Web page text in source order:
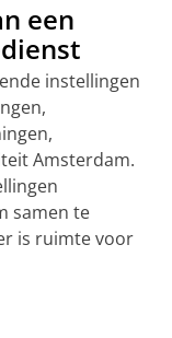
een
instellingen
Amsterdam.
samen te
is ruimte voor